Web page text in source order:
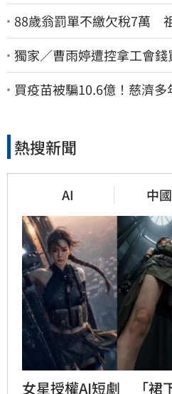
88歲翁罰單不繳欠稅7萬
獨家／曹雨婷遭控拿工會
聲：余天管工會都貼錢
買疫苗被騙10.6億！慈濟
熱搜新聞
AI 中國
女星授權AI短劇　「裙